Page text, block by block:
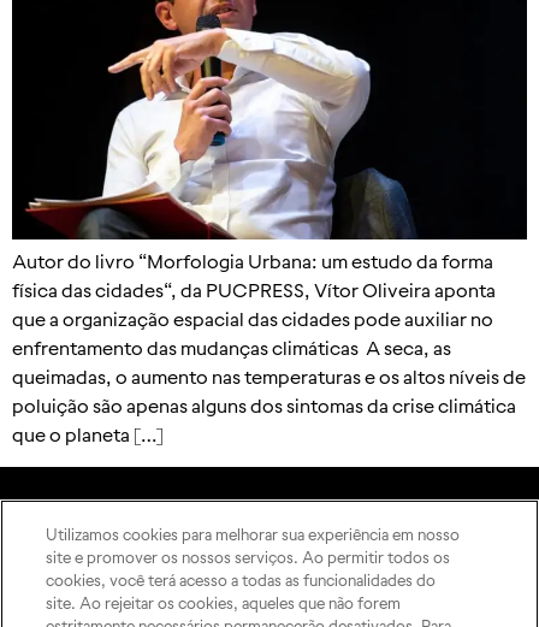
Autor do livro “Morfologia Urbana: um estudo da forma
física das cidades“, da PUCPRESS, Vítor Oliveira aponta
que a organização espacial das cidades pode auxiliar no
enfrentamento das mudanças climáticas A seca, as
queimadas, o aumento nas temperaturas e os altos níveis de
poluição são apenas alguns dos sintomas da crise climática
que o planeta […]
Rua Imaculada Conceição,
1155 – Prado Velho,
Curitiba – PR, 80215-901
A Editora
Como publicar
ODS
Utilizamos cookies para melhorar sua experiência em nosso
site e promover os nossos serviços. Ao permitir todos os
cookies, você terá acesso a todas as funcionalidades do
site. Ao rejeitar os cookies, aqueles que não forem